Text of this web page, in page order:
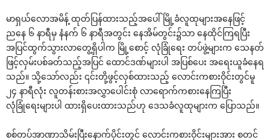
မာရှယ်လောအမိန့် ထုတ်ပြန်ထားသည့်အပေါ် မြို့ခံလူထုများအနေဖြင့်
ညနေ ၆ နာရီမှ နံနက် ၆ နာရီအတွင်း နေအိမ်တွင်း၌သာ နေထိုင်ကြရပြီး
အပြင်ထွက်သွားလာတွေ့ရှိပါက မြို့စောင့် လုံခြုံရေး တပ်ဖွဲ့များက သေနတ်
ဖြင့်လှမ်းပစ်ခတ်သည့်အပြင် ထောင်ဒဏ်များပါ အပြစ်ပေး အရေးယူခံနေရ
သည်။ သို့သော်လည်း ၎င်းတို့ဖွင့်လှစ်ထားသည့် လောင်းကစားဝိုင်းတွင်မူ
၂၄ နာရီလုံး လူတန်းစားအလွှာပေါင်းစုံ လာရောက်ကစားနေကြပြီး
လုံခြုံရေးများပါ ထားရှိပေးထားသည်ဟု ဒေသခံလူထုများက ပြောသည်။
စစ်တပ်အာဏာသိမ်းပြီးနောက်ပိုင်းတွင် လောင်းကစားဝိုင်းများအား စတင်